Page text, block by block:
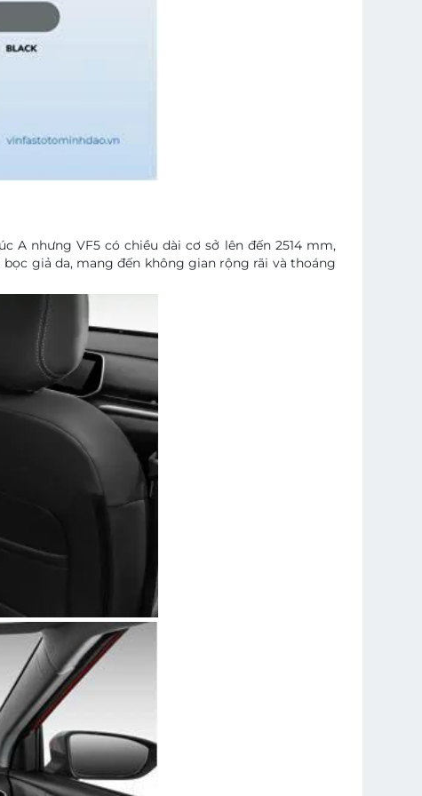
A nhưng VF5 có chiều dài cơ sở lên đến 2514 mm,
giả da, mang đến không gian rộng rãi và thoáng